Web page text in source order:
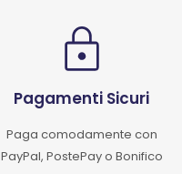
Pagamenti Sicuri
Paga comodamente con
PayPal, PostePay o Bonifico